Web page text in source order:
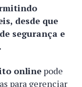
desde que
segurança e
online pode
para gerenciar